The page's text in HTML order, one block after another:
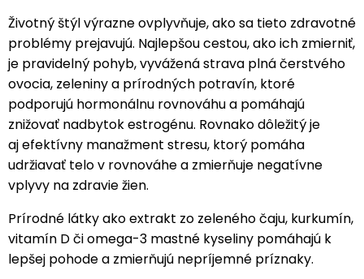
Životný štýl výrazne ovplyvňuje, ako sa tieto zdravotné
problémy prejavujú. Najlepšou cestou, ako ich zmierniť,
je pravidelný pohyb, vyvážená strava plná čerstvého
ovocia, zeleniny a prírodných potravín, ktoré
podporujú hormonálnu rovnováhu a pomáhajú
znižovať nadbytok estrogénu. Rovnako dôležitý je
aj efektívny manažment stresu, ktorý pomáha
udržiavať telo v rovnováhe a zmierňuje negatívne
vplyvy na zdravie žien.
Prírodné látky ako extrakt zo zeleného čaju, kurkumín,
vitamín D či omega-3 mastné kyseliny pomáhajú k
lepšej pohode a zmierňujú nepríjemné príznaky.